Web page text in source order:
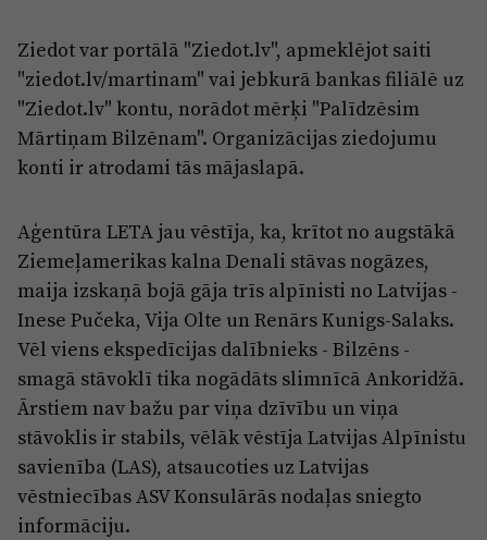
Ziedot var portālā "Ziedot.lv", apmeklējot saiti
"ziedot.lv/martinam" vai jebkurā bankas filiālē uz
"Ziedot.lv" kontu, norādot mērķi "Palīdzēsim
Mārtiņam Bilzēnam". Organizācijas ziedojumu
konti ir atrodami tās mājaslapā.
Aģentūra LETA jau vēstīja, ka, krītot no augstākā
Ziemeļamerikas kalna Denali stāvas nogāzes,
maija izskaņā bojā gāja trīs alpīnisti no Latvijas -
Inese Pučeka, Vija Olte un Renārs Kunigs-Salaks.
Vēl viens ekspedīcijas dalībnieks - Bilzēns -
smagā stāvoklī tika nogādāts slimnīcā Ankoridžā.
Ārstiem nav bažu par viņa dzīvību un viņa
stāvoklis ir stabils, vēlāk vēstīja Latvijas Alpīnistu
savienība (LAS), atsaucoties uz Latvijas
vēstniecības ASV Konsulārās nodaļas sniegto
informāciju.